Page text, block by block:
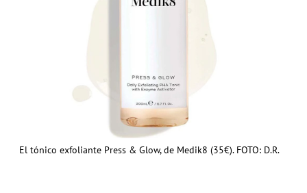
El tónico exfoliante Press & Glow, de Medik8 (35€). FOTO: D.R.